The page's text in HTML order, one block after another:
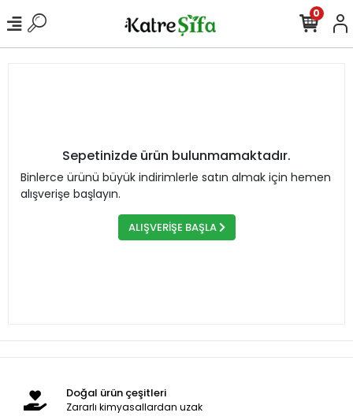
0
Sepetinizde ürün bulunmamaktadır.
Binlerce ürünü büyük indirimlerle satın almak için hemen
alışverişe başlayın.
ALIŞVERİŞE BAŞLA
Doğal ürün çeşitleri
Zararlı kimyasallardan uzak